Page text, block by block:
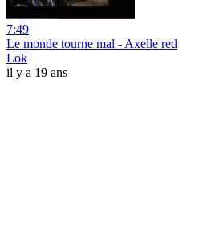
7:49
Le monde tourne mal - Axelle red
Lok
il y a 19 ans